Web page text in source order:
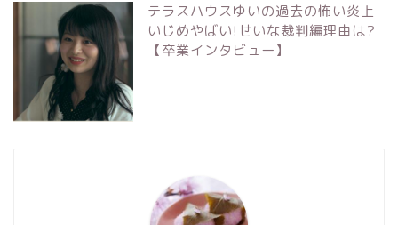
テラスハウスゆいの過去の怖い炎上
いじめやばい!せいな裁判編理由は?
【卒業インタビュー】